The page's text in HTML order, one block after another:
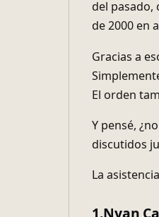
del pasado,
de 2000 en
Gracias a
El orden
Y pensé,
discutidos
La
1.Nyan